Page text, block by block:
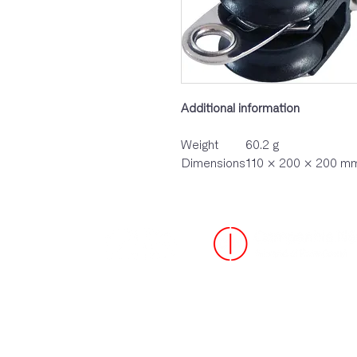
Additional information
Weight
60.2 g
Dimensions110 × 200 × 200